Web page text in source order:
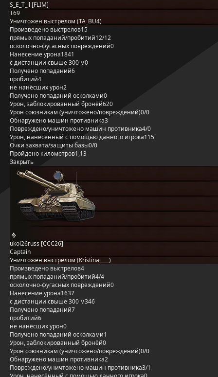
S_E_T_ll [FLIM]
T69
Уничтожен выстрелом (TA_BU4)
Произведено выстрелов15
прямых попаданий/пробитий12/12
осколочно-фугасных повреждений0
Нанесение урона1841
с дистанции свыше 300 м0
Получено попаданий6
пробитий4
не нанёсших урон2
Получено попаданий осколками0
Урон, заблокированный бронёй620
Урон союзникам (уничтожено/повреждений)0/0
Обнаружено машин противника3
Повреждено/уничтожено машин противника4/0
Урон, нанесённый с помощью данного игрока115
Очки захвата/защиты базы0/0
Пройдено километров1,13
Закрыть
ukol26russ [CCC26]
Captain
Уничтожен выстрелом (Kristina____)
Произведено выстрелов4
прямых попаданий/пробитий4/4
осколочно-фугасных повреждений0
Нанесение урона1637
с дистанции свыше 300 м346
Получено попаданий7
пробитий6
не нанёсших урон0
Получено попаданий осколками1
Урон, заблокированный бронёй0
Урон союзникам (уничтожено/повреждений)0/0
Обнаружено машин противника2
Повреждено/уничтожено машин противника3/1